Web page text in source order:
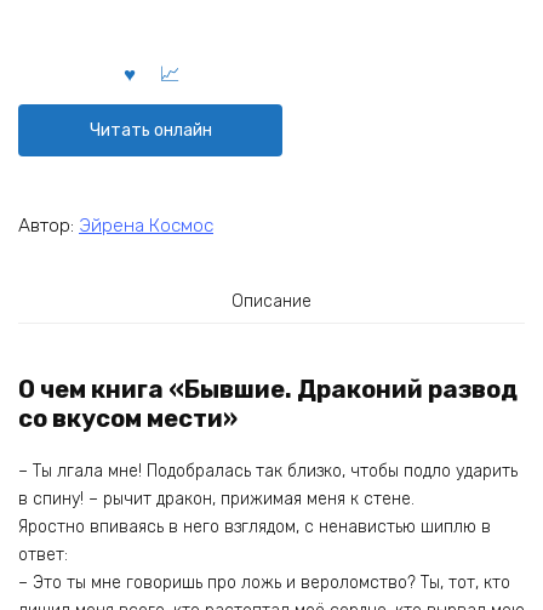
Читать онлайн
Автор: Эйрена Космос
Описание
О чем книга «Бывшие. Драконий развод
со вкусом мести»
– Ты лгала мне! Подобралась так близко, чтобы подло ударить
в спину! – рычит дракон, прижимая меня к стене.
Яростно впиваясь в него взглядом, с ненавистью шиплю в
ответ:
– Это ты мне говоришь про ложь и вероломство? Ты, тот, кто